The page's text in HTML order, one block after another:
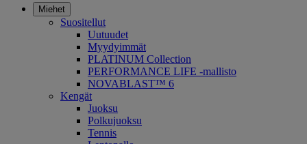
Miehet
Suositellut
Uutuudet
Myydyimmät
PLATINUM Collection
PERFORMANCE LIFE -mallisto
NOVABLAST™ 6
Kengät
Juoksu
Polkujuoksu
Tennis